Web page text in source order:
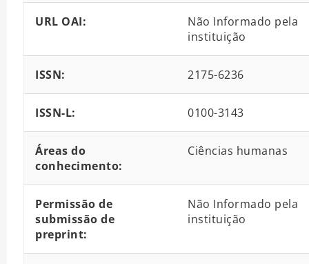
URL OAI:
Não Informado pela
instituição
ISSN: 2175-6236
ISSN-L: 0100-3143
Áreas do
conhecimento:
Ciências humanas
Permissão de
submissão de
preprint:
Não Informado pela
instituição